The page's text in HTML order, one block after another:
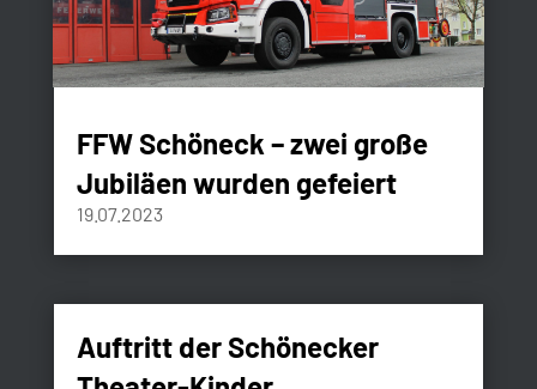
FFW Schöneck – zwei große
Jubiläen wurden gefeiert
19.07.2023
Auftritt der Schönecker